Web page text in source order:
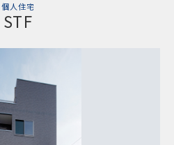
個人住宅
STF